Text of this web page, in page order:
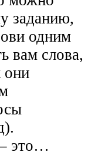
заданию,
одним
вам слова,
они
это…